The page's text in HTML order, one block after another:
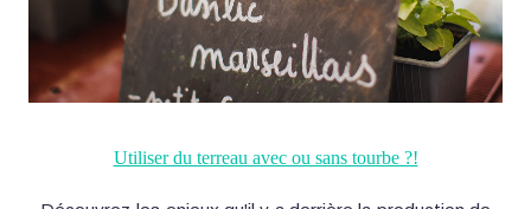
Utiliser du terreau avec ou sans tourbe ?!